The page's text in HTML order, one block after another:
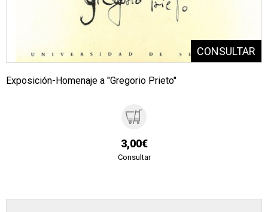
Exposición-Homenaje a "Gregorio Prieto"
3,00€
Consultar